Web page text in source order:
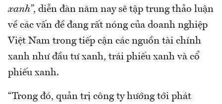
xanh”, diễn đàn năm nay sẽ tập trung thảo luận
về các vấn đề đang rất nóng của doanh nghiệp
Việt Nam trong tiếp cận các nguồn tài chính
xanh như đầu tư xanh, trái phiếu xanh và cổ
phiếu xanh.
“Trong đó, quản trị công ty hướng tới phát